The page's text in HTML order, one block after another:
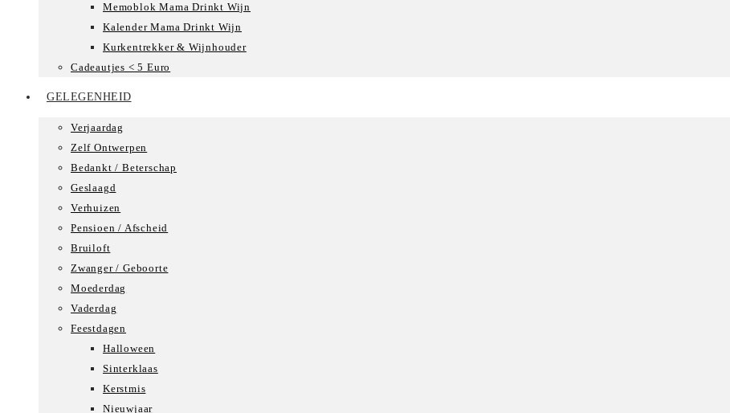
Memoblok Mama Drinkt Wijn
Kalender Mama Drinkt Wijn
Kurkentrekker & Wijnhouder
Cadeautjes < 5 Euro
GELEGENHEID
Verjaardag
Zelf Ontwerpen
Bedankt / Beterschap
Geslaagd
Verhuizen
Pensioen / Afscheid
Bruiloft
Zwanger / Geboorte
Moederdag
Vaderdag
Feestdagen
Halloween
Sinterklaas
Kerstmis
Nieuwjaar